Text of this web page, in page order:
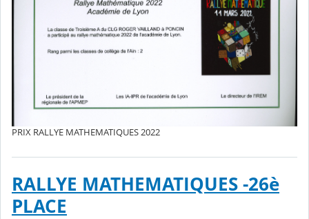
PRIX RALLYE MATHEMATIQUES 2022
RALLYE MATHEMATIQUES -26è
PLACE